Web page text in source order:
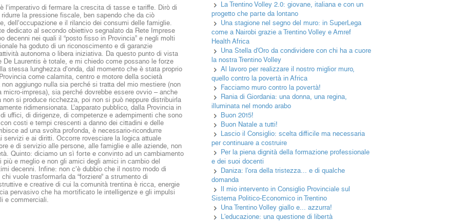
l’imperativo di fermare la crescita di tasse e tariffe. Dirò di
la pressione fiscale, ben sapendo che da ciò
dell’occupazione e il rilancio dei consumi delle famiglie.
dedicato al secondo obiettivo segnalato da Rete Imprese
decenni nei quali il “posto fisso in Provincia” e negli molti
ha goduto di un riconoscimento e di garanzie
autonoma o libera iniziativa. Da questo punto di vista
De Laurentis è totale, e mi chiedo come possano le forze
stessa lunghezza d’onda, dal momento che è stata proprio
come calamita, centro e motore della società
non aggiungo nulla sia perché si tratta del mio mestiere (non
micro-impresa), sia perché dovrebbe essere ovvio – anche
si produce ricchezza, poi non si può neppure distribuirla
ridimensionata. L’apparato pubblico, dalla Provincia in
uffici, di dirigenze, di competenze e adempimenti che sono
costi e tempi crescenti a danno dei cittadini e delle
ad una svolta profonda, è necessario ricondurre
servizi e ai diritti. Occorre rovesciare la logica attuale
e di servizio alle persone, alle famiglie e alle aziende, non
Quinto: diciamo un sì forte e convinto ad un cambiamento
e meglio e non gli amici degli amici in cambio del
decenni. Infine: non c’è dubbio che il nostro modo di
vuole trasformarla da “forziere” a strumento di
e creative di cui la comunità trentina è ricca, energie
pervasivo che ha mortificato le intelligenze e gli impulsi
e commerciali.
La Trentino Volley 2.0: giovane, italiana e con un
progetto che parte da lontano
Una stagione nel segno del muro: in SuperLega
come a Nairobi grazie a Trentino Volley e Amref
Health Africa
Una Stella d'Oro da condividere con chi ha a cuore
la nostra Trentino Volley
Al lavoro per realizzare il nostro miglior muro,
quello contro la povertà in Africa
Facciamo muro contro la povertà!
Rania di Giordania: una donna, una regina,
illuminata nel mondo arabo
Buon 2015!
Buon Natale a tutti!
Lascio il Consiglio: scelta difficile ma necessaria
per continuare a costruire
Per la piena dignità della formazione professionale
e dei suoi docenti
Daniza: l'ora della tristezza... e di qualche
domanda
Il mio intervento in Consiglio Provinciale sul
Sistema Politico-Economico in Trentino
Una Trentino Volley giallo e... azzurra!
L'educazione: una questione di libertà